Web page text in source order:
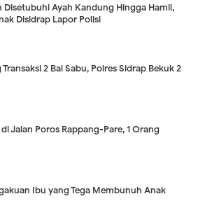
Disetubuhi Ayah Kandung Hingga Hamil,
Disidrap Lapor Polisi
2 Bal Sabu, Polres Sidrap Bekuk 2
Jalan Poros Rappang-Pare, 1 Orang
Ibu yang Tega Membunuh Anak